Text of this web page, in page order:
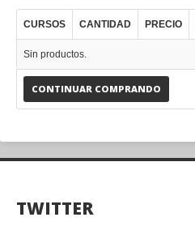
CURSOS CANTIDAD PRECIO
CONTINUAR COMPRANDO
Sin productos.
TWITTER